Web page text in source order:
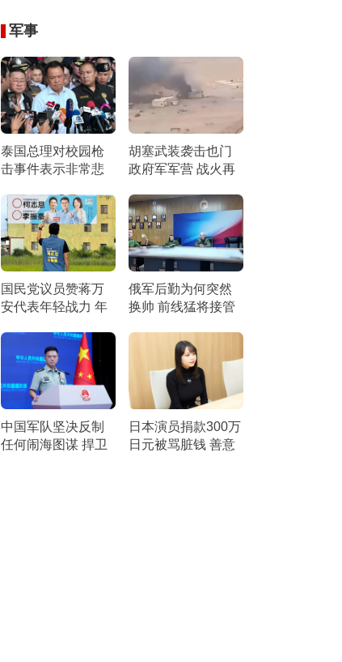
军事
泰国总理对校园枪
击事件表示非常悲
导
胡塞武装袭击也门
政府军军营 战火再
国民党议员赞蒋万
安代表年轻战力 年
俄军后勤为何突然
换帅 前线猛将接管
中国军队坚决反制
任何闹海图谋 捍卫
日本演员捐款300万
日元被骂脏钱 善意